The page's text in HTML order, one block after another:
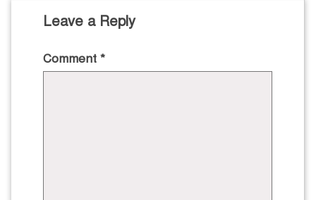
Leave a Reply
Comment *